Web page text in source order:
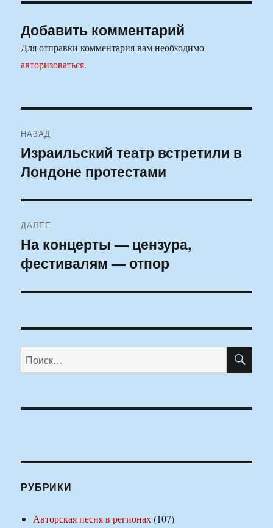
Добавить комментарий
Для отправки комментария вам необходимо
авторизоваться.
по
записям
НАЗАД
Предыдущая
запись:
Израильский театр встретили в
Лондоне протестами
ДАЛЕЕ
Следующая
запись:
На концерты — цензура,
фестивалям — отпор
Искать:
РУБРИКИ
Авторская песня в регионах(107)